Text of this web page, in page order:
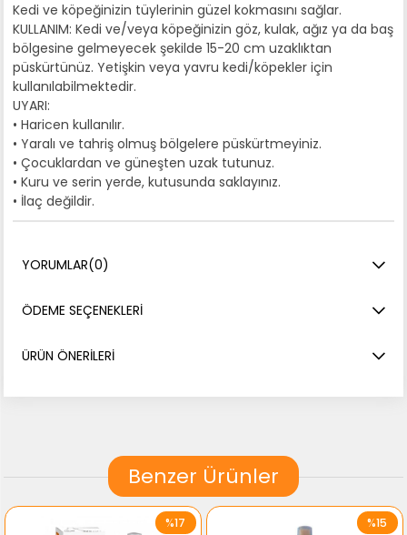
Kedi ve köpeğinizin tüylerinin güzel kokmasını sağlar.
KULLANIM: Kedi ve/veya köpeğinizin göz, kulak, ağız ya da baş
bölgesine gelmeyecek şekilde 15-20 cm uzaklıktan
püskürtünüz. Yetişkin veya yavru kedi/köpekler için
kullanılabilmektedir.
UYARI:
• Haricen kullanılır.
• Yaralı ve tahriş olmuş bölgelere püskürtmeyiniz.
• Çocuklardan ve güneşten uzak tutunuz.
• Kuru ve serin yerde, kutusunda saklayınız.
• İlaç değildir.
YORUMLAR(0)
ÖDEME SEÇENEKLERI
ÜRÜN ÖNERILERI
Benzer Ürünler
%17 %15